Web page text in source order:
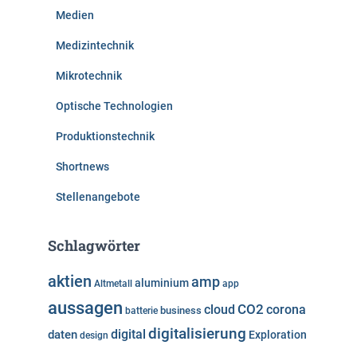
Medien
Medizintechnik
Mikrotechnik
Optische Technologien
Produktionstechnik
Shortnews
Stellenangebote
Schlagwörter
aktien Altmetall aluminiumamp app
aussagen batterie business cloud CO2 corona
daten design digital digitalisierung Exploration